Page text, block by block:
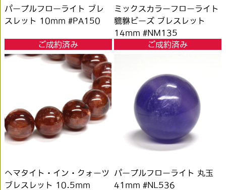
パープルフローライト ブレ
スレット 10mm #PA150
ご成約済み
ミックスカラーフローライト
貔貅ビーズ ブレスレット
14mm #NM135
ご成約済み
ヘマタイト・イン・クォーツ
ブレスレット 10.5mm
パープルフローライト 丸玉
41mm #NL536